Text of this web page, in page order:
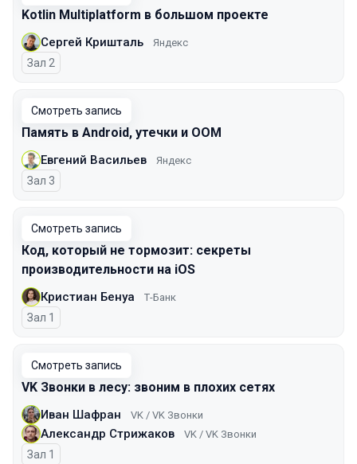
Kotlin Multiplatform в большом проекте
Сергей Кришталь Яндекс
Зал 2
Смотреть запись
Память в Android, утечки и OOM
Евгений Васильев Яндекс
Зал 3
Смотреть запись
Код, который не тормозит: секреты
производительности на iOS
Кристиан Бенуа Т-Банк
Зал 1
Смотреть запись
VK Звонки в лесу: звоним в плохих сетях
Иван Шафран VK / VK Звонки
Александр Стрижаков VK / VK Звонки
Зал 1